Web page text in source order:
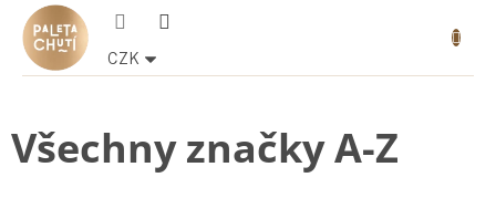
Přejít
obsah
CZK
košík
Všechny značky A-Z